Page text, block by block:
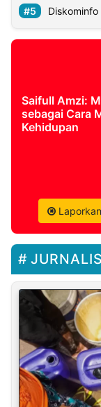
Saifull Amzi:
sebagai Cara
Kehidupan